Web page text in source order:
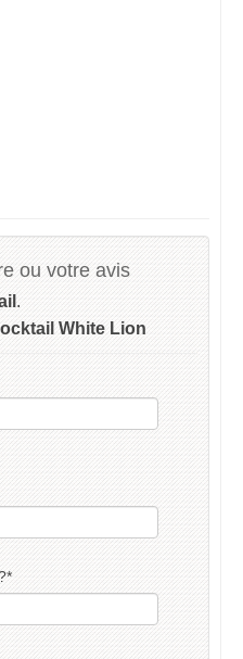
ou votre avis
.
White Lion
*